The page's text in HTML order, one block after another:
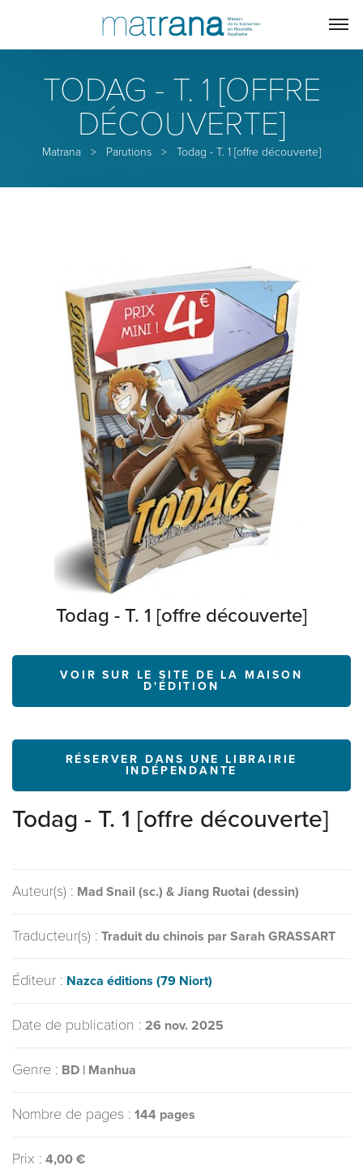
TODAG - T. 1 [OFFRE
DÉCOUVERTE]
Matrana > Parutions > Todag - T. 1 [offre découverte]
Todag - T. 1 [offre découverte]
VOIR SUR LE SITE DE LA MAISON
D'ÉDITION
RÉSERVER DANS UNE LIBRAIRIE
INDÉPENDANTE
Todag - T. 1 [offre découverte]
Auteur(s) : Mad Snail (sc.) & Jiang Ruotai (dessin)
Traducteur(s) : Traduit du chinois par Sarah GRASSART
Éditeur : Nazca éditions (79 Niort)
Date de publication : 26 nov. 2025
Genre : BD | Manhua
Nombre de pages : 144 pages
Prix : 4,00 €